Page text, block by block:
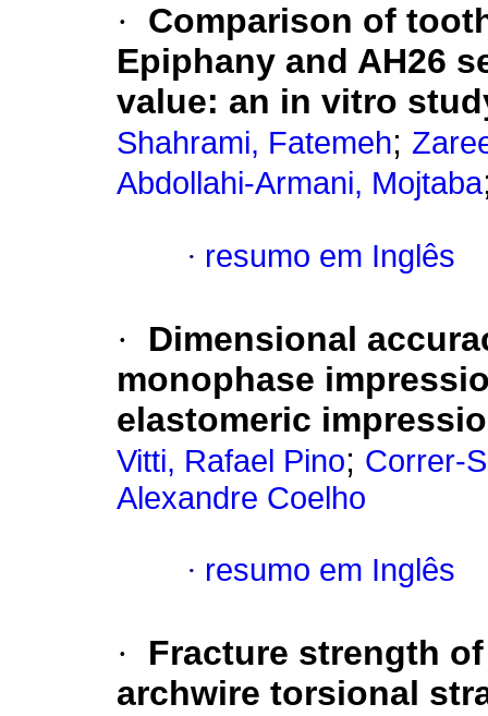
·
Comparison of
Epiphany and AH26
value: an in vitro
Shahrami, Fatemeh;
Abdollahi-Armani, Mojtaba
· resumo em Inglês
·
Dimensional
monophase
elastomeric
Vitti, Rafael Pino; Correr-
Alexandre Coelho
· resumo em Inglês
·
Fracture strength
archwire torsional